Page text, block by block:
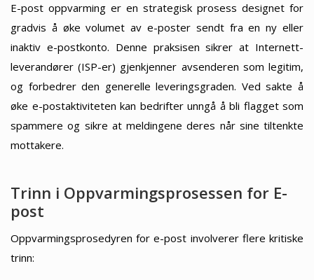
E-post oppvarming er en strategisk prosess designet for
gradvis å øke volumet av e-poster sendt fra en ny eller
inaktiv e-postkonto. Denne praksisen sikrer at Internett-
leverandører (ISP-er) gjenkjenner avsenderen som legitim,
og forbedrer den generelle leveringsgraden. Ved sakte å
øke e-postaktiviteten kan bedrifter unngå å bli flagget som
spammere og sikre at meldingene deres når sine tiltenkte
mottakere.
Trinn i Oppvarmingsprosessen for E-
post
Oppvarmingsprosedyren for e-post involverer flere kritiske
trinn: